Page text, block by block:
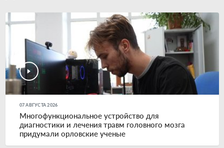
07 АВГУСТА 2026
Многофункциональное устройство для
диагностики и лечения травм головного мозга
придумали орловские ученые